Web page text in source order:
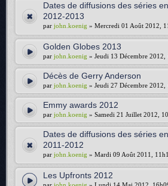
Dates de diffusions des séries
2012-2013
par john.koenig » Mercredi 01 Août 2012,
Golden Globes 2013
par john.koenig » Jeudi 13 Décembre 2012,
Décès de Gerry Anderson
par john.koenig » Jeudi 27 Décembre 2012,
Emmy awards 2012
par john.koenig » Samedi 21 Juillet 2012,
Dates de diffusions des séries
2011-2012
par john.koenig » Mardi 09 Août 2011,
Les Upfronts 2012